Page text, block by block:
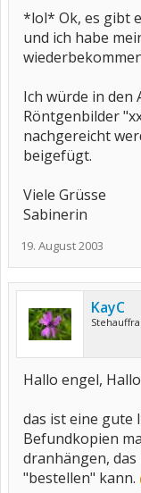
*lol* Ok, es gibt
und ich habe
Ich würde in den
Röntgenbilder
nachgereicht
beigefügt.
Viele Grüsse
Sabinerin
19. August 2003
KayC
Hallo engel,
das ist eine gute
Befundkopien
dranhängen,
"bestellen" kann.